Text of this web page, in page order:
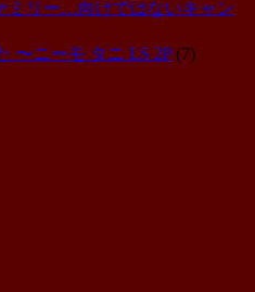
ミリー…向けではないキャン
〜ニーモ タニ LS 2P (7)